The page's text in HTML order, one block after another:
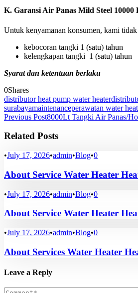
K. Garansi Air Panas Mild Steel 10000
Untuk kenyamanan konsumen, kami
kebocoran tangki 1 (satu) tahun
kelengkapan tangki 1 (satu) tahun
Syarat dan ketentuan berlaku
0Shares
distributor heat pump water heater
surabayamaintenanceperawatan water
Previous Post8000Lt Tangki Air Panas/
Related Posts
•July 17, 2026•admin•Blog•0
About Service Water Heater
•July 17, 2026•admin•Blog•0
About Service Water Heater
•July 17, 2026•admin•Blog•0
About Services Water Heater
Leave a Reply